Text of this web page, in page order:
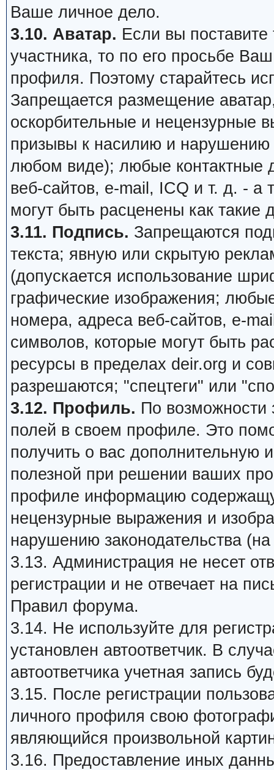
Ваше личное дело.
3.10. Аватар. Если вы поставите
участника, то по его просьбе
профиля. Поэтому старайтесь
Запрещается размещение
оскорбительные и нецензурные
призывы к насилию и нарушению
любом виде); любые контактные
веб-сайтов, e-mail, ICQ и т. д. - а
могут быть расценены как
3.11. Подпись. Запрещаются
текста; явную или скрытую
(допускается использование
графические изображения;
номера, адреса веб-сайтов, e-
символов, которые могут быть
ресурсы в пределах deir.org и
разрешаются; "спецтеги" или
3.12. Профиль. По возможности
полей в своем профиле. Это
получить о вас дополнительную
полезной при решении ваших
профиле информацию
нецензурные выражения и
нарушению законодательства
3.13. Администрация не несет
регистрации и не отвечает на
Правил форума.
3.14. Не используйте для
установлен автоответчик. В
автоответчика учетная запись
3.15. После регистрации
личного профиля свою
являющийся произвольной
3.16. Предоставление иных